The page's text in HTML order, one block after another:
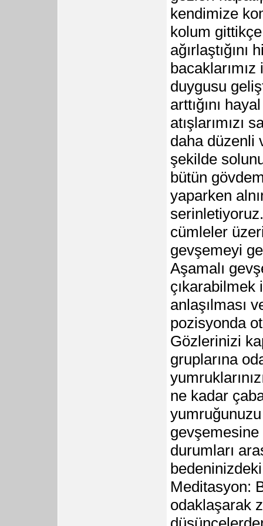
kendimize
kolum
duygusu
arttığını
atışlarımızı
daha düzenli
şekilde
bütün
yaparken
cümleler
gevşemeyi
Aşamalı
anlaşılması
pozisyonda
Gözlerinizi
gruplarına
ne kadar
durumları
Meditasyon:
odaklaşarak